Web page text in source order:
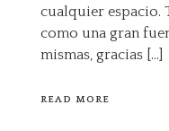
cualquier espacio.
como una gran
mismas, gracias […]
READ MORE